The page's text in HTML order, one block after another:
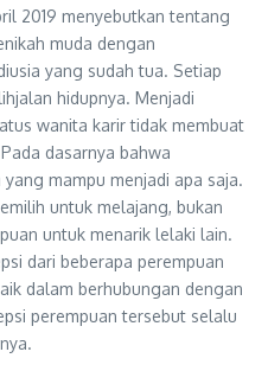
2019 menyebutkan tentang
muda dengan
yang sudah tua. Setiap
hidupnya. Menjadi
wanita karir tidak membuat
dasarnya bahwa
mampu menjadi apa saja.
untuk melajang, bukan
untuk menarik lelaki lain.
dari beberapa perempuan
dalam berhubungan dengan
perempuan tersebut selalu